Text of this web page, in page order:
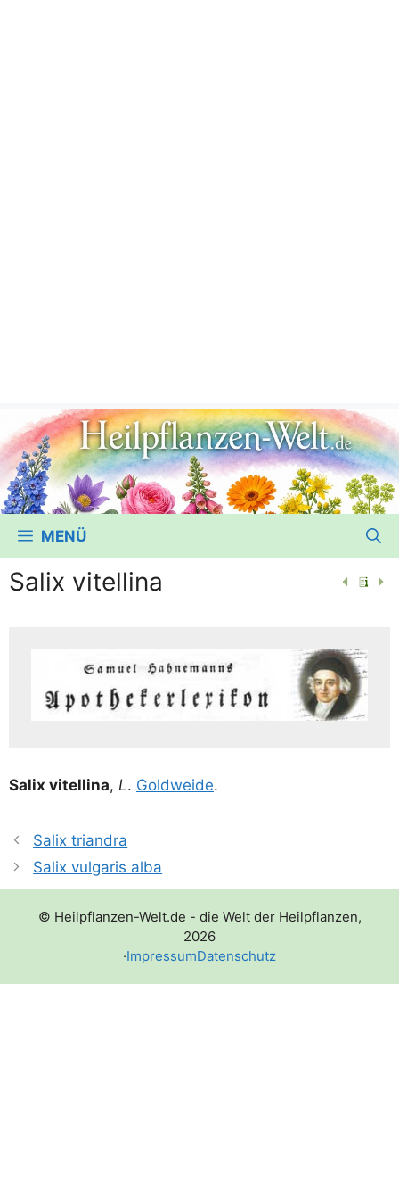
MENÜ
Salix vitellina
Salix vitel­li­na, L. Gold­wei­de.
Salix triandra
Salix vulgaris alba
© Heilpflanzen-Welt.de - die Welt der Heilpflanzen,
2026
·ImpressumDatenschutz